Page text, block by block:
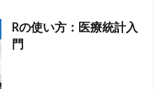
Rの使い方：医療統計入
門